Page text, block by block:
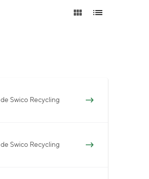
de Swico Recycling
de Swico Recycling